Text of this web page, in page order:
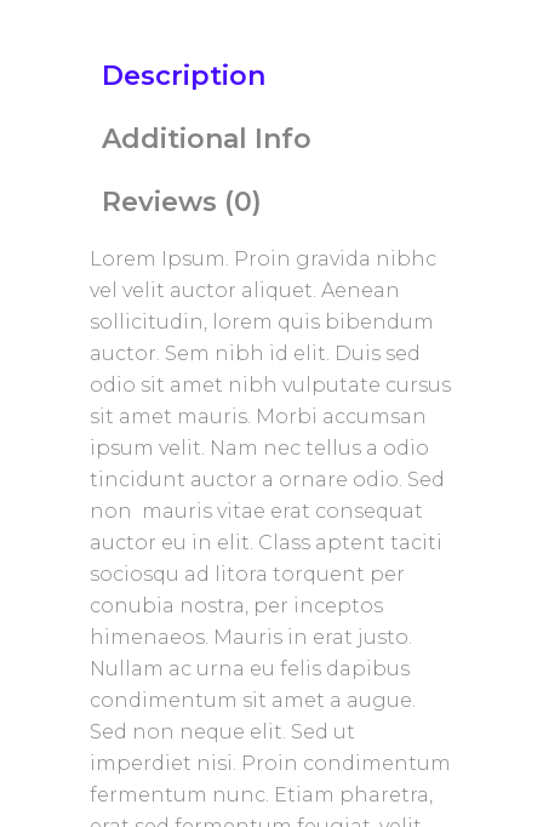
Description
Reviews (0)
Lorem Ipsum. Proin gravida nibhc
vel velit auctor aliquet. Aenean
sollicitudin, lorem quis bibendum
auctor. Sem nibh id elit. Duis sed
odio sit amet nibh vulputate cursus
sit amet mauris. Morbi accumsan
ipsum velit. Nam nec tellus a odio
tincidunt auctor a ornare odio. Sed
non mauris vitae erat consequat
auctor eu in elit. Class aptent taciti
sociosqu ad litora torquent per
conubia nostra, per inceptos
himenaeos. Mauris in erat justo.
Nullam ac urna eu felis dapibus
condimentum sit amet a augue.
Sed non neque elit. Sed ut
imperdiet nisi. Proin condimentum
fermentum nunc. Etiam pharetra,